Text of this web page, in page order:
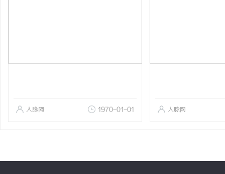
人脉网 1970-01-01 人脉网